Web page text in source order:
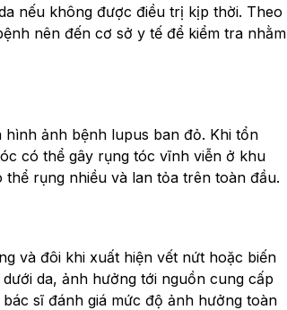
nếu không được điều trị kịp thời. Theo
nên đến cơ sở y tế để kiểm tra nhằm
hình ảnh bệnh lupus ban đỏ. Khi tổn
có thể gây rụng tóc vĩnh viễn ở khu
rụng nhiều và lan tỏa trên toàn đầu.
và đôi khi xuất hiện vết nứt hoặc biến
da, ảnh hưởng tới nguồn cung cấp
sĩ đánh giá mức độ ảnh hưởng toàn